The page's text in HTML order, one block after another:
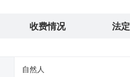
收费情况 法
自然人